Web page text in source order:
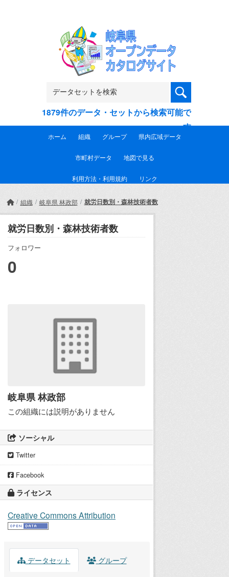
1879件のデータ・セットから検索可能で
す
ホーム 組織 グループ 県内広域データ
市町村データ 地図で見る
利用方法・利用規約 リンク
組織 岐阜県 林政部 就労日数別・森林技術者数
就労日数別・森林技術者数
フォロワー
0
岐阜県 林政部
この組織には説明がありません
ソーシャル
Twitter
Facebook
ライセンス
Creative Commons Attribution
データセット グループ